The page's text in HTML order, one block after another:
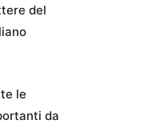
del
le
da